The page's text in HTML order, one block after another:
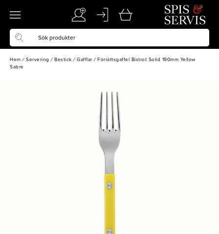
Hem / Servering / Bestick / Gafflar / Förrättsgaffel Bistrot Solid 190mm Yellow
Sabre